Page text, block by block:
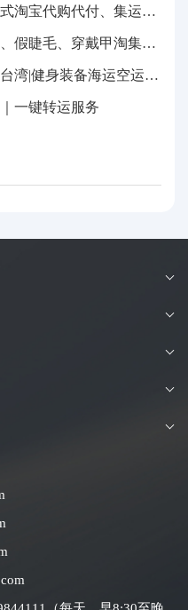
无需大陆代购！淘集运一站式淘宝代购代付、集运转运直达台湾
大陆美妆集运教程｜粉底液、假睫毛、穿戴甲淘集运香港台湾转运&台湾代购完整指南
大陆代购运动健身器材集运台湾|健身装备海运空运直送、送货到府
一键转运服务